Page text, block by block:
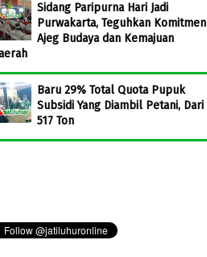
Sidang Paripurna Hari Jadi
Purwakarta, Teguhkan Komitmen
Ajeg Budaya dan Kemajuan
Baru 29% Total Quota Pupuk
Subsidi Yang Diambil Petani, Dari
517 Ton